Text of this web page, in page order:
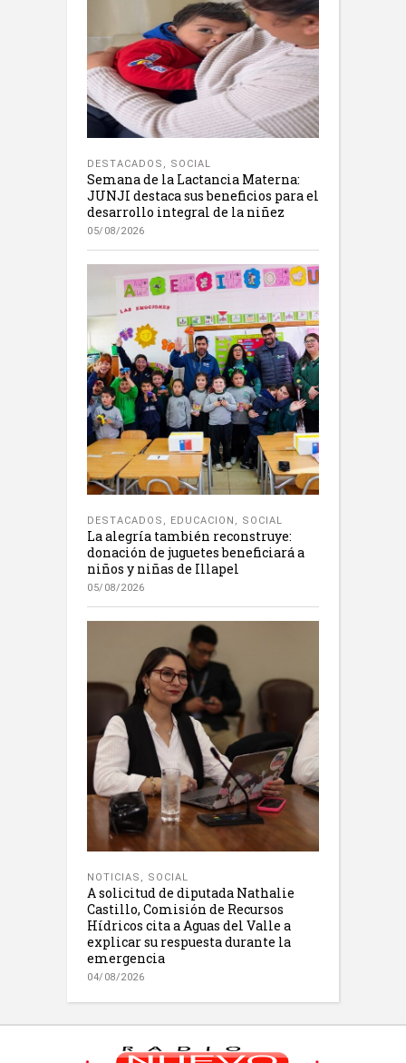
DESTACADOS SOCIAL
Semana de la Lactancia Materna:
JUNJI destaca sus beneficios para el
desarrollo integral de la niñez
05/08/2026
DESTACADOS , EDUCACION , SOCIAL
La alegría también reconstruye:
donación de juguetes beneficiará a
niños y niñas de Illapel
05/08/2026
NOTICIAS , SOCIAL
A solicitud de diputada Nathalie
Castillo, Comisión de Recursos
Hídricos cita a Aguas del Valle a
explicar su respuesta durante la
emergencia
04/08/2026